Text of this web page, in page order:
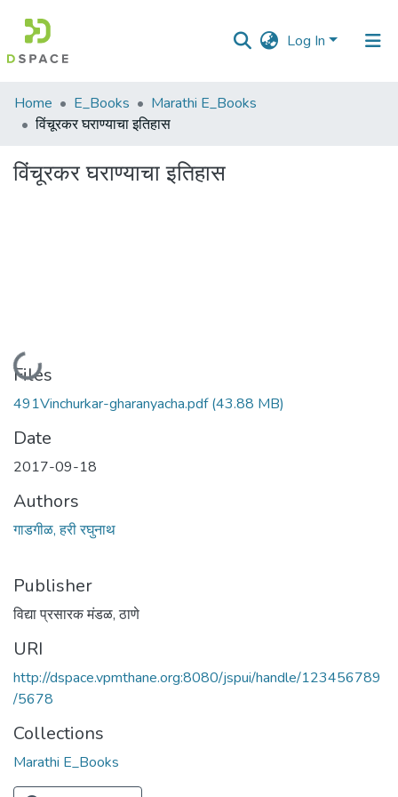
Log In
Communities
&
All of DSpace
Home E_Books
Marathi E_Books
विंचूरकर घराण्याचा इतिहास
विंचूरकर घराण्याचा इतिहास
Loading...
Files
491Vinchurkar-gharanyacha.pdf(43.88 MB)
Date
2017-09-18
Authors
गाडगीळ, हरी रघुनाथ
Publisher
विद्या प्रसारक मंडळ, ठाणे
URI
http://dspace.vpmthane.org:8080/jspui/handle/123456789
/5678
Collections
Marathi E_Books